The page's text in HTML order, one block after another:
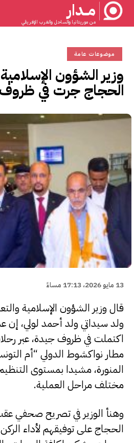
مــدار
من موريتانيا والساحل والغرب الإفريقي
موضوعات عامة
وزير الشؤون
الحجاج جرت في
13 مايو 2026، 17:13 مساءً
قال وزير الشؤون الإسلامية
ولد سيداتي ولد أحمد لولي، إن
اكتملت في ظروف جيدة، عبر
مطار نواكشوط الدولي “أم
المنورة، مشيدا بمستوى
مختلف مراحل العملية.
وهنأ الوزير في تصريح صحفي
الحجاج على توفيقهم لأداء